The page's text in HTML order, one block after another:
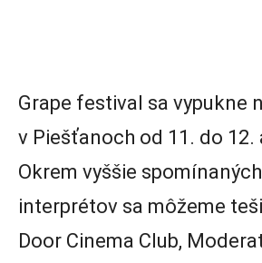
Grape festival sa vypukne
v Piešťanoch od 11. do 12.
Okrem vyššie
interprétov sa môžeme
Door Cinema Club,